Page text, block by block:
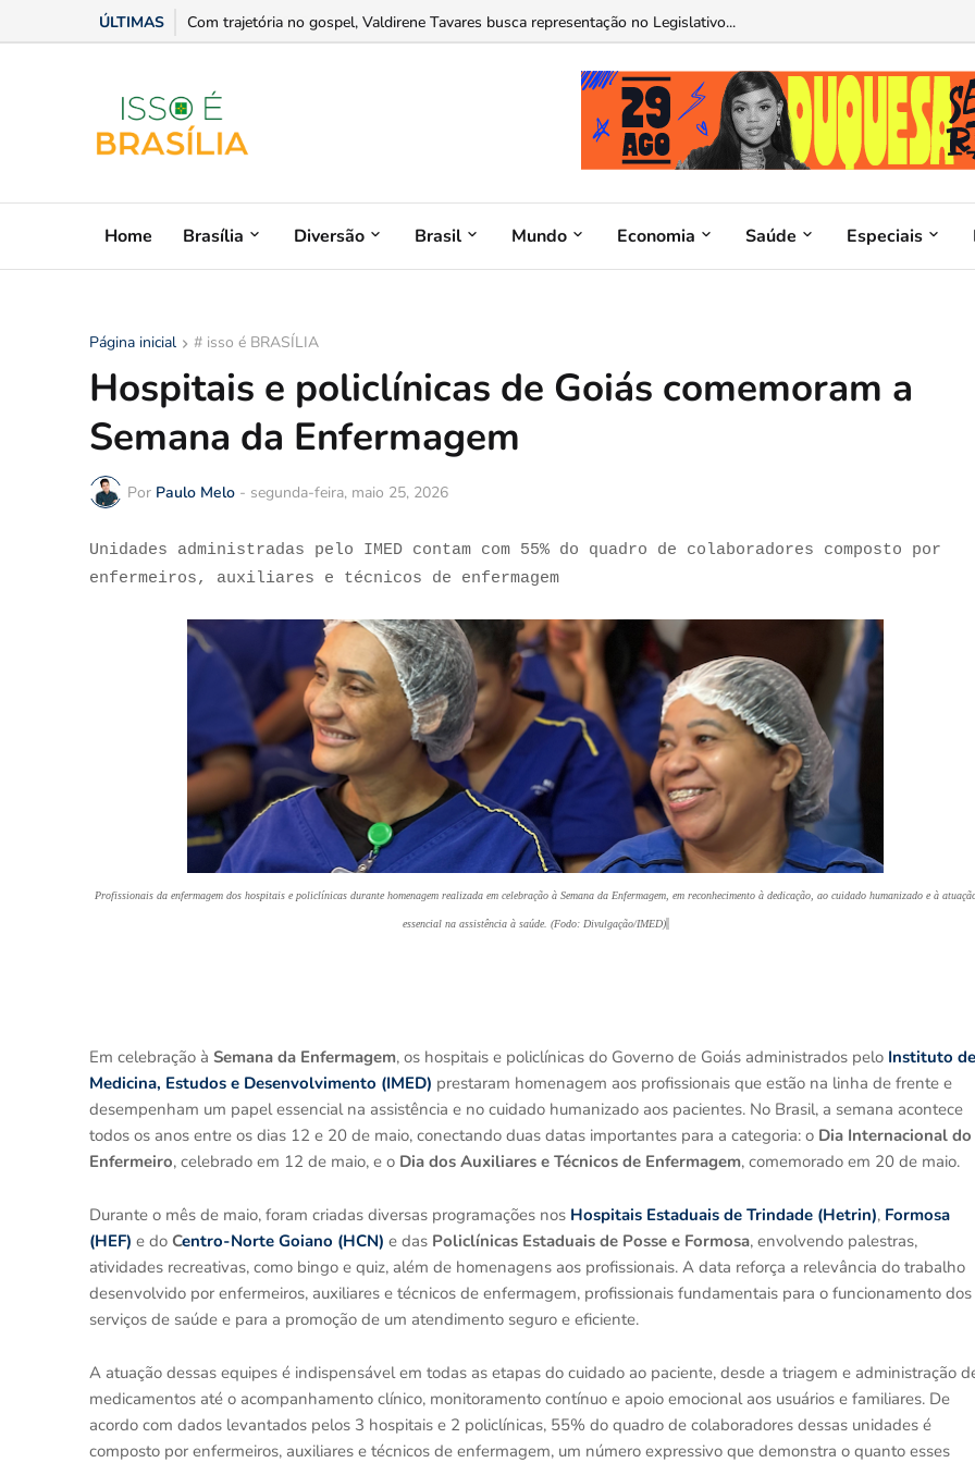
ÚLTIMAS Sesc + Rap 2026 abre distribuição de ingressos neste sábado...
Home Brasília Diversão Brasil Mundo Economia Saúde Especiais
Página inicial # isso é BRASÍLIA
Hospitais e policlínicas de Goiás comemoram a
Semana da Enfermagem
Por Paulo Melo - segunda-feira, maio 25, 2026
Unidades administradas pelo IMED contam com 55% do quadro de colaboradores composto por
enfermeiros, auxiliares e técnicos de enfermagem
Profissionais da enfermagem dos hospitais e policlínicas durante homenagem realizada em celebração à Semana da Enfermagem, em reconhecimento à dedicação, ao cuidado humanizado e à
essencial na assistência à saúde. (Fodo: Divulgação/IMED)
Em celebração à Semana da Enfermagem, os hospitais e policlínicas do Governo de Goiás administrados pelo Instituto de
Medicina, Estudos e Desenvolvimento (IMED) prestaram homenagem aos profissionais que estão na linha de frente e
desempenham um papel essencial na assistência e no cuidado humanizado aos pacientes. No Brasil, a semana acontece
todos os anos entre os dias 12 e 20 de maio, conectando duas datas importantes para a categoria: o Dia Internacional do
Enfermeiro, celebrado em 12 de maio, e o Dia dos Auxiliares e Técnicos de Enfermagem, comemorado em 20 de maio.
Durante o mês de maio, foram criadas diversas programações nos Hospitais Estaduais de Trindade (Hetrin), Formosa
(HEF) e do Centro-Norte Goiano (HCN) e das Policlínicas Estaduais de Posse e Formosa, envolvendo palestras,
atividades recreativas, como bingo e quiz, além de homenagens aos profissionais. A data reforça a relevância do trabalho
desenvolvido por enfermeiros, auxiliares e técnicos de enfermagem, profissionais fundamentais para o funcionamento dos
serviços de saúde e para a promoção de um atendimento seguro e eficiente.
A atuação dessas equipes é indispensável em todas as etapas do cuidado ao paciente, desde a triagem e administração
medicamentos até o acompanhamento clínico, monitoramento contínuo e apoio emocional aos usuários e familiares. De
acordo com dados levantados pelos 3 hospitais e 2 policlínicas, 55% do quadro de colaboradores dessas unidades é
composto por enfermeiros, auxiliares e técnicos de enfermagem, um número expressivo que demonstra o quanto esses